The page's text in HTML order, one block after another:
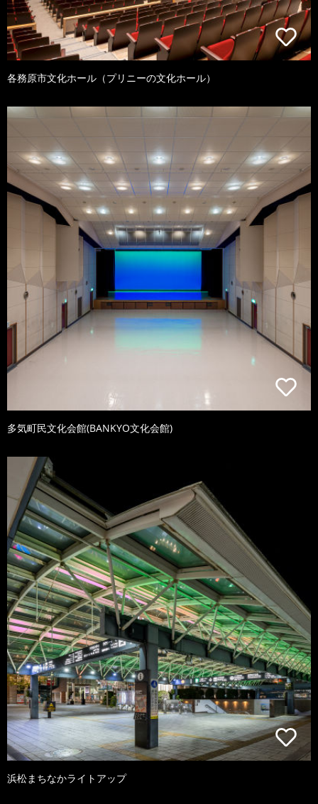
各務原市文化ホール（プリニーの文化ホール）
多気町民文化会館(BANKYO文化会館)
浜松まちなかライトアップ